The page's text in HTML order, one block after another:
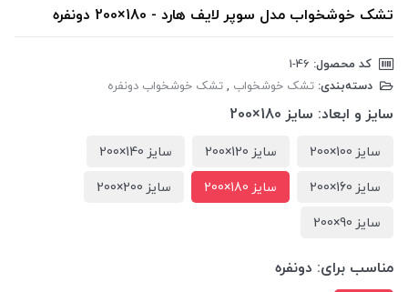
تشک خوشخواب مدل سوپر لایف هارد - 180×200 دونفره
کد محصول:
دسته‌بندی: تشک خوشخواب ,تشک خوشخواب دونفره
سایز و ابعاد: سایز 180×200
سایز 100×200 سایز 120×200
سایز 140×200
سایز 160×200
سایز 180×200
سایز 200×200
سایز 90×200
مناسب برای: دونفره